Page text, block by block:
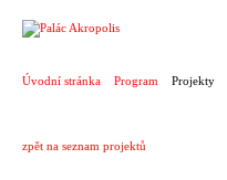
Úvodní stránka Program Projekty
zpět na seznam projektů